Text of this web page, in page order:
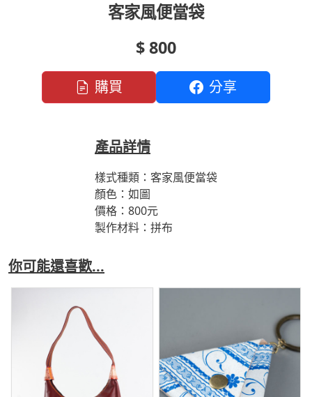
客家風便當袋
$ 800
購買 分享
產品詳情
樣式種類：客家風便當袋
顏色：如圖
價格：800元
製作材料：拼布
你可能還喜歡...